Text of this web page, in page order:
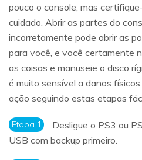
pouco o console, mas
cuidado. Abrir as partes do
incorretamente pode abrir as
para você, e você certamente
as coisas e manuseie o disco
é muito sensível a danos
ação seguindo estas etapas
Etapa 1
Desligue o PS3 ou
USB com backup primeiro.